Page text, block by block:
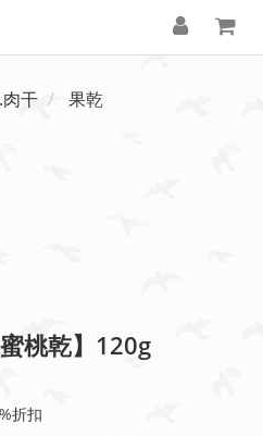
干 果乾
桃乾】120g
折扣